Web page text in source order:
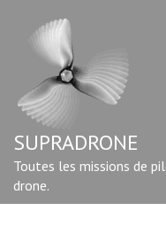
contenu
Entrée)
SUPRADRONE
Toutes les missions de
drone.